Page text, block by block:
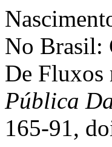
No Brasil:
De
Pública
165-91,